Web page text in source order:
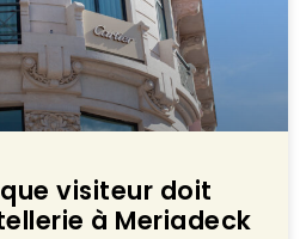
visiteur doit
à Meriadeck